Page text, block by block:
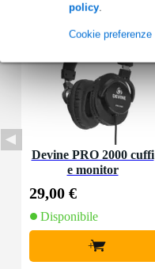
policy.
Cookie preferenze
Devine PRO 2000 cuffi
e monitor
29,00 €
Disponibile
+